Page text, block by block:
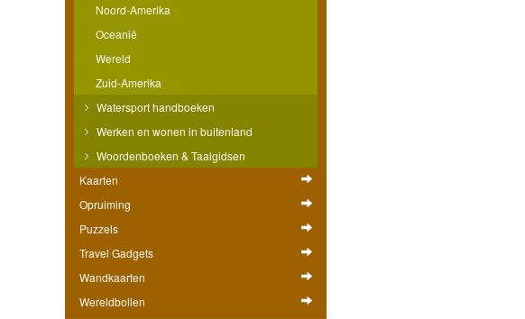
Noord-Amerika
Oceanië
Wereld
Zuid-Amerika
Watersport handboeken
Werken en wonen in buitenland
Woordenboeken & Taalgidsen
Kaarten
Opruiming
Puzzels
Travel Gadgets
Wandkaarten
Wereldbollen